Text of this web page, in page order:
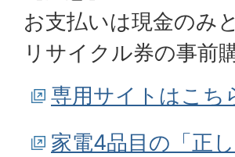
お支払いは現金のみ
リサイクル券の事前
専用サイトはこち
家電4品目の「正